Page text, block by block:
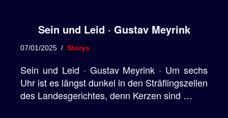
Sein und Leid · Gustav Meyrink
07/01/2025 Storys
Sein und Leid · Gustav Meyrink · Um sechs
Uhr ist es längst dunkel in den Sträflingszellen
des Landesgerichtes, denn Kerzen sind …